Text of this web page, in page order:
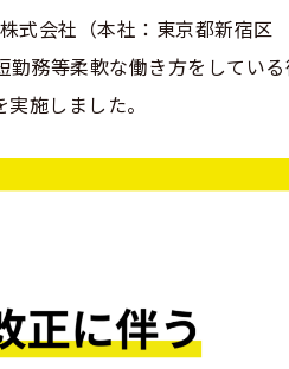
式会社（本社：東京都新宿
務等柔軟な働き方をしてい
施しました。